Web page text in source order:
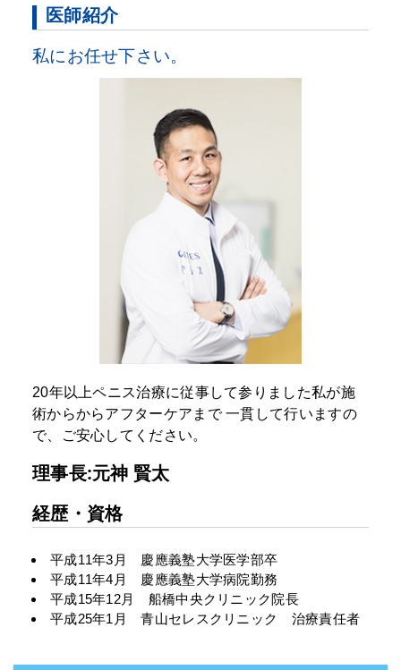
医師紹介
私にお任せ下さい。
20年以上ペニス治療に従事して参りました私が施
術からからアフターケアまで一貫して行いますの
で、ご安心してください。
理事長:元神 賢太
経歴・資格
平成11年3月 慶應義塾大学医学部卒
平成11年4月 慶應義塾大学病院勤務
平成15年12月 船橋中央クリニック院長
平成25年1月 青山セレスクリニック 治療責任者